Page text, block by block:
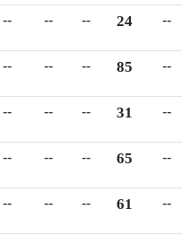
-- -- -- 24 --
-- -- -- 85 --
-- -- -- 31 --
-- -- -- 65 --
-- -- -- 61 --